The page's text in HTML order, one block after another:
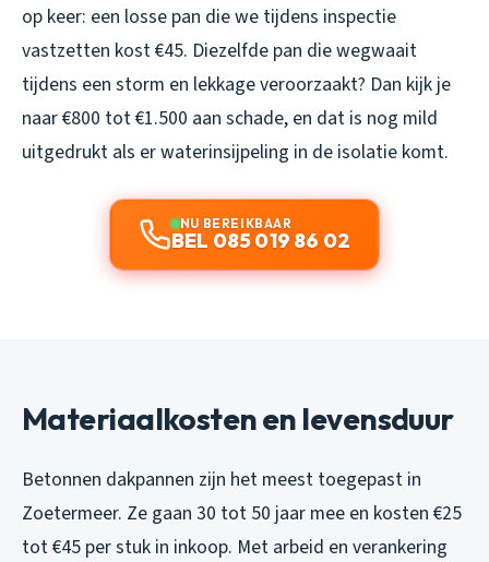
op keer: een losse pan die we tijdens inspectie
vastzetten kost €45. Diezelfde pan die wegwaait
tijdens een storm en lekkage veroorzaakt? Dan kijk je
naar €800 tot €1.500 aan schade, en dat is nog mild
uitgedrukt als er waterinsijpeling in de isolatie komt.
NU BEREIKBAAR
BEL 085 019 86 02
Materiaalkosten en levensduur
Betonnen dakpannen zijn het meest toegepast in
Zoetermeer. Ze gaan 30 tot 50 jaar mee en kosten €25
tot €45 per stuk in inkoop. Met arbeid en verankering